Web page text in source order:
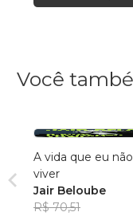
Você
A vida que eu
viver
Jair Beloube
R$ 70,51